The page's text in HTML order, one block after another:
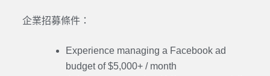
企業招募條件：
Experience managing a Facebook ad
budget of $5,000+ / month